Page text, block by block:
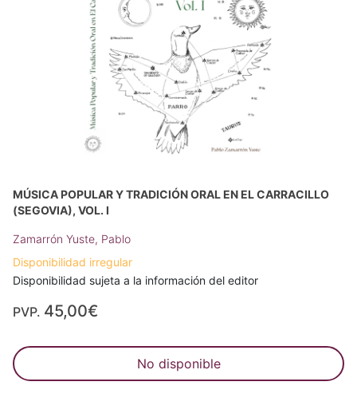
MÚSICA POPULAR Y TRADICIÓN ORAL EN EL CARRACILLO
(SEGOVIA), VOL. I
Zamarrón Yuste, Pablo
Disponibilidad irregular
Disponibilidad sujeta a la información del editor
PVP. 45,00€
No disponible